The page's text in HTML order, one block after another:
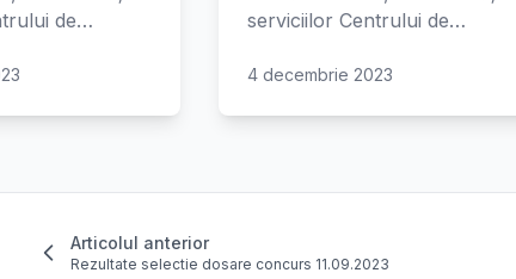
de…
serviciilor Centrului de…
4 decembrie 2023
Articolul anterior
Rezultate selectie dosare concurs 11.09.2023